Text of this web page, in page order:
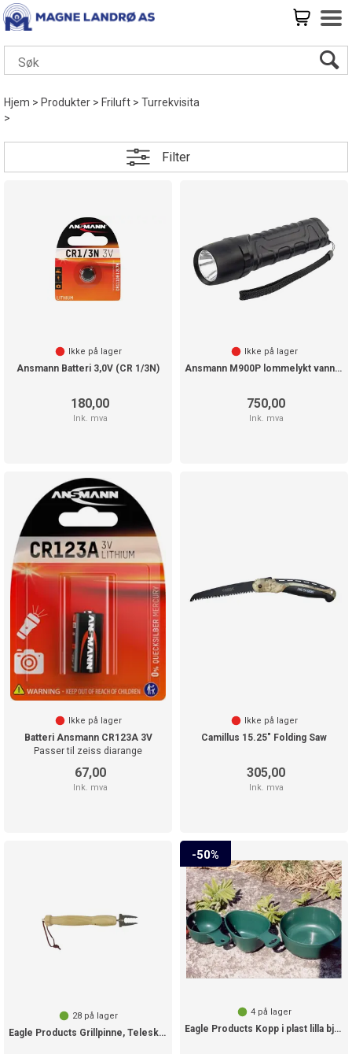
Hjem>Produkter>Friluft>Turrekvisita
>
Filter
Ikke på lager
Ansmann Batteri 3,0V (CR 1/3N)
180,00
Ink. mva
Ikke på lager
Ansmann M900P lommelykt vanntett
750,00
Ink. mva
Ikke på lager
Batteri Ansmann CR123A 3V
Passer til zeiss diarange
67,00
Ink. mva
Ikke på lager
Camillus 15.25" Folding Saw
305,00
Ink. mva
28 på lager
Eagle Products Grillpinne, Teleskop
50%
4 på lager
Eagle Products Kopp i plast lilla bjørn